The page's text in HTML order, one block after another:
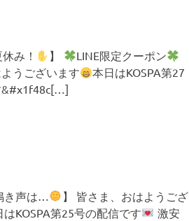
み！ 】
LINE限定クーポン
うございます
本日はKOSPA第27
&#x1f48c[…]
き声は…
】 皆さま、おはようござ
はKOSPA第25号の配信です
激安